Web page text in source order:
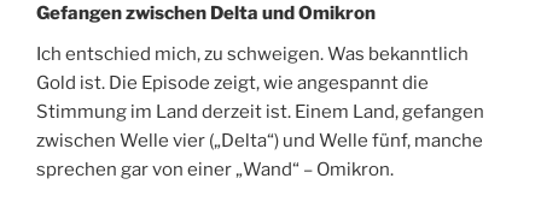
Gefangen zwischen Delta und Omikron
Ich entschied mich, zu schweigen. Was bekanntlich
Gold ist. Die Episode zeigt, wie angespannt die
Stimmung im Land derzeit ist. Einem Land, gefangen
zwischen Welle vier („Delta“) und Welle fünf, manche
sprechen gar von einer „Wand“ – Omikron.